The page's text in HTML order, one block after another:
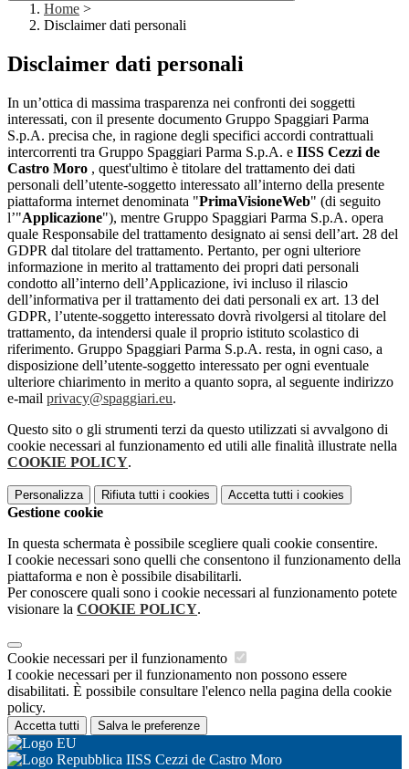
Home >
Disclaimer dati personali
Disclaimer dati personali
In un’ottica di massima trasparenza nei confronti dei soggetti
interessati, con il presente documento Gruppo Spaggiari Parma
S.p.A. precisa che, in ragione degli specifici accordi contrattuali
intercorrenti tra Gruppo Spaggiari Parma S.p.A. e IISS Cezzi de
Castro Moro , quest'ultimo è titolare del trattamento dei dati
personali dell’utente-soggetto interessato all’interno della presente
piattaforma internet denominata "PrimaVisioneWeb" (di seguito
l’"Applicazione"), mentre Gruppo Spaggiari Parma S.p.A. opera
quale Responsabile del trattamento designato ai sensi dell’art. 28 del
GDPR dal titolare del trattamento. Pertanto, per ogni ulteriore
informazione in merito al trattamento dei propri dati personali
condotto all’interno dell’Applicazione, ivi incluso il rilascio
dell’informativa per il trattamento dei dati personali ex art. 13 del
GDPR, l’utente-soggetto interessato dovrà rivolgersi al titolare del
trattamento, da intendersi quale il proprio istituto scolastico di
riferimento. Gruppo Spaggiari Parma S.p.A. resta, in ogni caso, a
disposizione dell’utente-soggetto interessato per ogni eventuale
ulteriore chiarimento in merito a quanto sopra, al seguente indirizzo
e-mail privacy@spaggiari.eu.
Questo sito o gli strumenti terzi da questo utilizzati si avvalgono di
cookie necessari al funzionamento ed utili alle finalità illustrate nella
COOKIE POLICY.
Personalizza Rifiuta tutti i cookies Accetta tutti i cookies
Gestione cookie
In questa schermata è possibile scegliere quali cookie consentire.
I cookie necessari sono quelli che consentono il funzionamento della
piattaforma e non è possibile disabilitarli.
Per conoscere quali sono i cookie necessari al funzionamento potete
visionare la COOKIE POLICY.
Cookie necessari per il funzionamento
I cookie necessari per il funzionamento non possono essere
disabilitati. È possibile consultare l'elenco nella pagina della cookie
policy.
Accetta tutti Salva le preferenze
IISS Cezzi de Castro Moro